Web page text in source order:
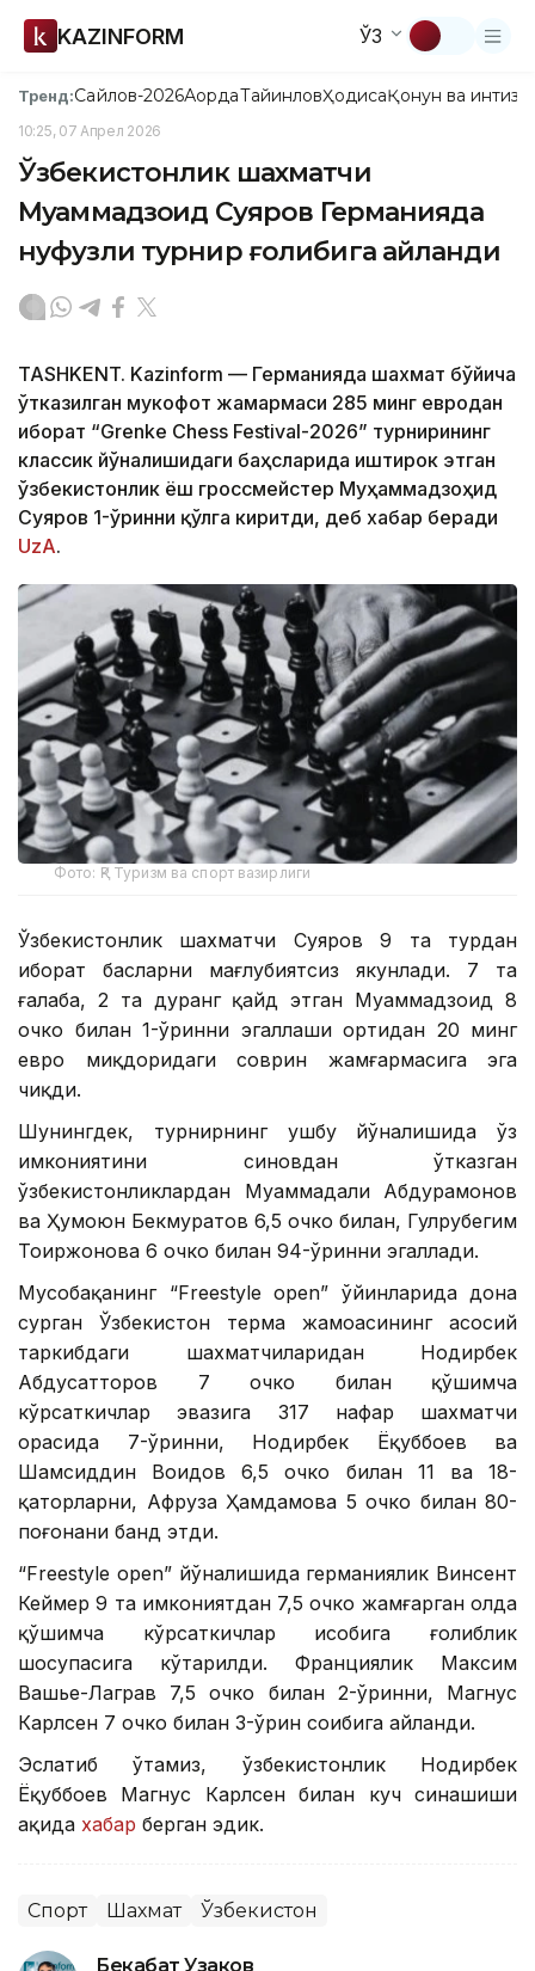
KAZINFORM ЎЗ
Тренд:Сайлов-2026АқордаТайинловҲодисаҚонун ва
10:25, 07 Апрел 2026
Ўзбекистонлик шахматчи
Муҳаммадзоҳид Суяров Германияда
нуфузли турнир ғолибига айланди
TASHKENT. Kazinform — Германияда шахмат бўйича
ўтказилган мукофот жамғармаси 285 минг евродан
иборат “Grenke Chess Festival-2026” турнирининг
классик йўналишидаги баҳсларида иштирок этган
ўзбекистонлик ёш гроссмейстер Муҳаммадзоҳид
Суяров 1-ўринни қўлга киритди, деб хабар беради
UzA.
Фото: ҚР Туризм ва спорт вазирлиги
Ўзбекистонлик шахматчи Суяров 9 та турдан
иборат баҳсларни мағлубиятсиз якунлади. 7 та
ғалаба, 2 та дуранг қайд этган Муҳаммадзоҳид 8
очко билан 1-ўринни эгаллаши ортидан 20 минг
евро миқдоридаги соврин жамғармасига эга
чиқди.
Шунингдек, турнирнинг ушбу йўналишида ўз
имкониятини синовдан ўтказган
ўзбекистонликлардан Муҳаммадали Абдураҳмонов
ва Ҳумоюн Бекмуратов 6,5 очко билан, Гулруҳбегим
Тоҳиржонова 6 очко билан 94-ўринни эгаллади.
Мусобақанинг “Freestyle оpen” ўйинларида дона
сурган Ўзбекистон терма жамоасининг асосий
таркибдаги шахматчиларидан Нодирбек
Абдусатторов 7 очко билан қўшимча
кўрсаткичлар эвазига 317 нафар шахматчи
орасида 7-ўринни, Нодирбек Ёқуббоев ва
Шамсиддин Воҳидов 6,5 очко билан 11 ва 18-
қаторларни, Афруза Ҳамдамова 5 очко билан 80-
поғонани банд этди.
“Freestyle оpen” йўналишида германиялик Винсент
Кеймер 9 та имкониятдан 7,5 очко жамғарган ҳолда
қўшимча кўрсаткичлар ҳисобига ғолиблик
шоҳсупасига кўтарилди. Франциялик Максим
Вашье-Лаграв 7,5 очко билан 2-ўринни, Магнус
Карлсен 7 очко билан 3-ўрин соҳибига айланди.
Эслатиб ўтамиз, ўзбекистонлик Нодирбек
Ёқуббоев Магнус Карлсен билан куч синашиши
ҳақида хабар берган эдик.
Спорт Шахмат Ўзбекистон
Бекабат Узаков